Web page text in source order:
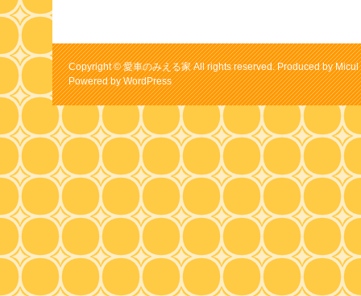
Copyright © 愛車のみえる家 All rights reserved. Produced by Micul
Powered byWordPress